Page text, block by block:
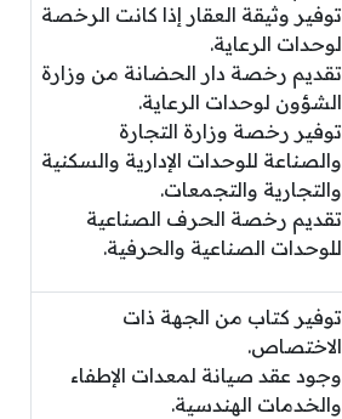
توفير وثيقة العقار إذا كانت الرخصة
لوحدات الرعاية.
تقديم رخصة دار الحضانة من وزارة
الشؤون لوحدات الرعاية.
توفير رخصة وزارة التجارة
والصناعة للوحدات الإدارية والسكنية
والتجارية والتجمعات.
تقديم رخصة الحرف الصناعية
للوحدات الصناعية والحرفية.
توفير كتاب من الجهة ذات
الاختصاص.
وجود عقد صيانة لمعدات الإطفاء
والخدمات الهندسية.